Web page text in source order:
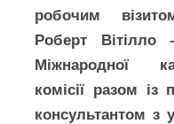
робочим
Роберт Вітілло
Міжнародної
комісії разом із
консультантом з